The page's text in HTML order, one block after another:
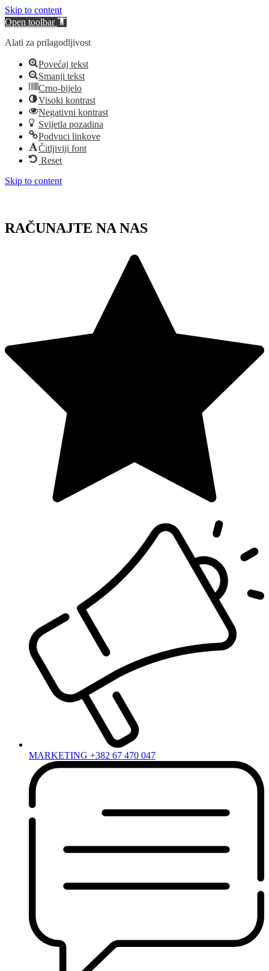
Skip to content
Open toolbar
Alati za prilagodljivost
Povećaj tekst
Smanji tekst
Crno-bijelo
Visoki kontrast
Negativni kontrast
Svijetla pozadina
Podvuci linkove
Čitljiviji font
Reset
Skip to content
RAČUNAJTE NA NAS
MARKETING +382 67 470 047